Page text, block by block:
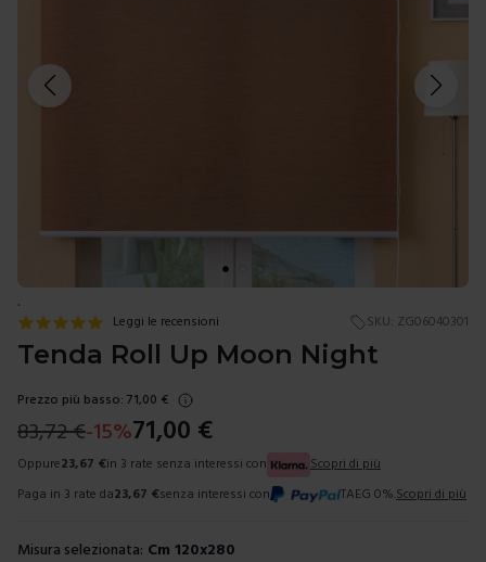
.
Leggi le recensioni SKU: ZG06040301
Tenda Roll Up Moon Night
Prezzo più basso: 71,00 €
83,72€-15%71,00 €
Oppure23,67 €in 3 rate senza interessi con
Scopri di più
Paga in 3 rate da23,67 €senza interessi con TAEG 0%. Scopri di più
Misura selezionata: Cm 120x280